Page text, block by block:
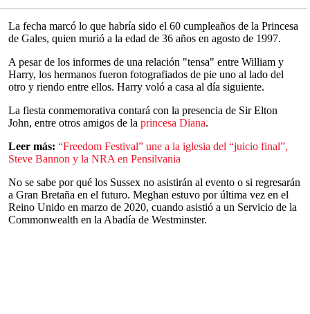
La fecha marcó lo que habría sido el 60 cumpleaños de la Princesa
de Gales, quien murió a la edad de 36 años en agosto de 1997.
A pesar de los informes de una relación "tensa" entre William y
Harry, los hermanos fueron fotografiados de pie uno al lado del
otro y riendo entre ellos. Harry voló a casa al día siguiente.
La fiesta conmemorativa contará con la presencia de Sir Elton
John, entre otros amigos de la princesa Diana.
Leer más: “Freedom Festival” une a la iglesia del “juicio final”,
Steve Bannon y la NRA en Pensilvania
No se sabe por qué los Sussex no asistirán al evento o si regresarán
a Gran Bretaña en el futuro. Meghan estuvo por última vez en el
Reino Unido en marzo de 2020, cuando asistió a un Servicio de la
Commonwealth en la Abadía de Westminster.